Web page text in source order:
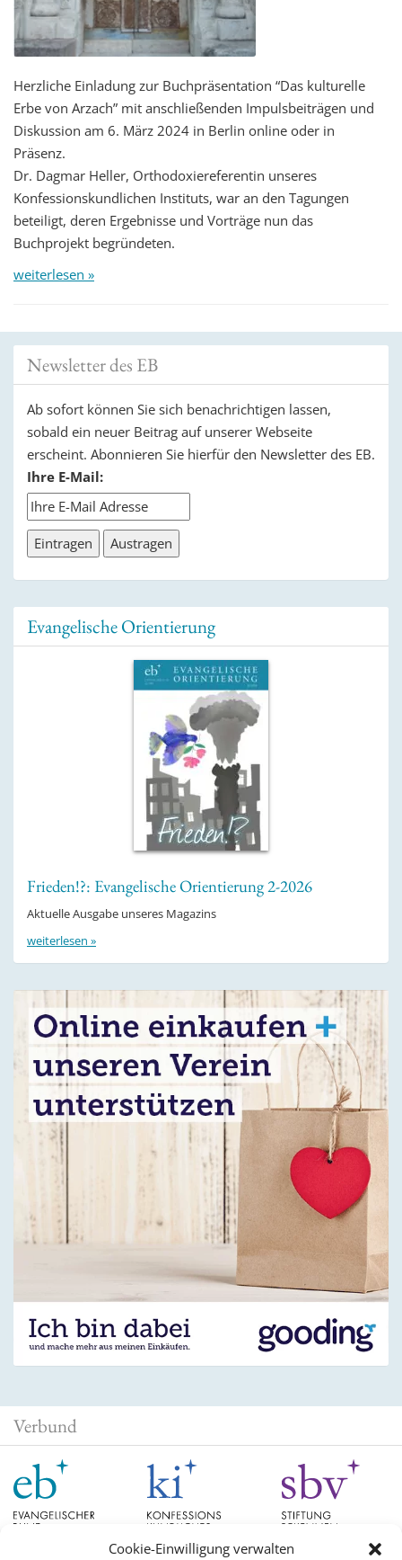
Cookie-Einwilligung verwalten
Herzliche Einladung zur Buchpräsentation “Das kulturelle
Erbe von Arzach” mit anschließenden Impulsbeiträgen und
Diskussion am 6. März 2024 in Berlin online oder in
Präsenz.
Dr. Dagmar Heller, Orthodoxiereferentin unseres
Konfessionskundlichen Instituts, war an den Tagungen
beteiligt, deren Ergebnisse und Vorträge nun das
Buchprojekt begründeten.
weiterlesen »
Newsletter des EB
Ab sofort können Sie sich benachrichtigen lassen,
sobald ein neuer Beitrag auf unserer Webseite
erscheint. Abonnieren Sie hierfür den Newsletter des EB.
Ihre E-Mail:
Evangelische Orientierung
Frieden!?: Evangelische Orientierung 2-2026
Aktuelle Ausgabe unseres Magazins
weiterlesen »
Verbund